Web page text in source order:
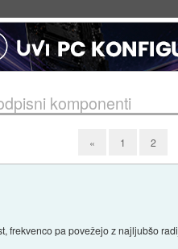
komponenti
« 1 2
frekvenco pa povežejo z najljubšo